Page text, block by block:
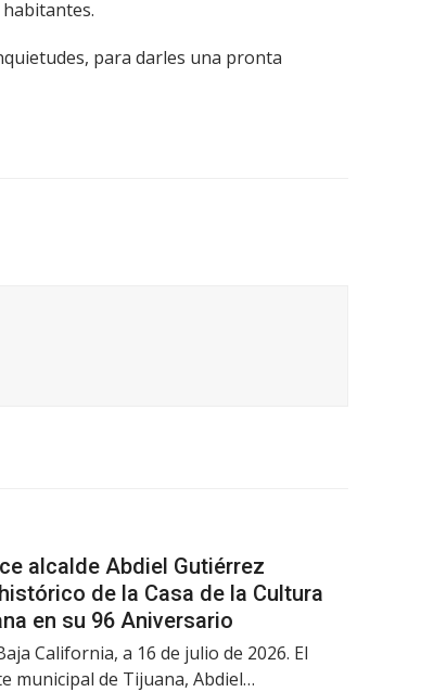
para darles una pronta
alcalde Abdiel Gutiérrez
de la Casa de la Cultura
en su 96 Aniversario
California, a 16 de julio de 2026. El
municipal de Tijuana, Abdiel…